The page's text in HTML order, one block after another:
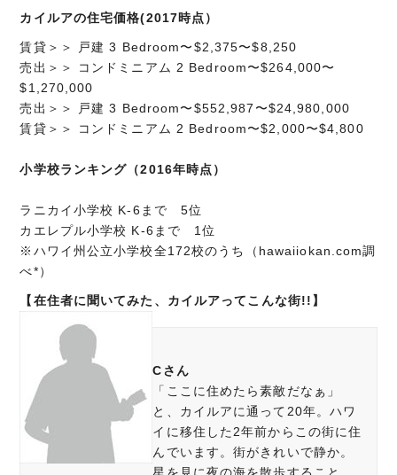
カイルアの住宅価格(2017時点）
賃貸＞＞ 戸建 3 Bedroom〜$2,375〜$8,250
売出＞＞ コンドミニアム 2 Bedroom〜$264,000〜
$1,270,000
売出＞＞ 戸建 3 Bedroom〜$552,987〜$24,980,000
賃貸＞＞ コンドミニアム 2 Bedroom〜$2,000〜$4,800
小学校ランキング（2016年時点）
ラニカイ小学校 K-6まで 5位
カエレプル小学校 K-6まで 1位
※ハワイ州公立小学校全172校のうち（hawaiiokan.com調
べ*）
【在住者に聞いてみた、カイルアってこんな街!!】
Cさん
「ここに住めたら素敵だなぁ」
と、カイルアに通って20年。ハワ
イに移住した2年前からこの街に住
んでいます。街がきれいで静か。